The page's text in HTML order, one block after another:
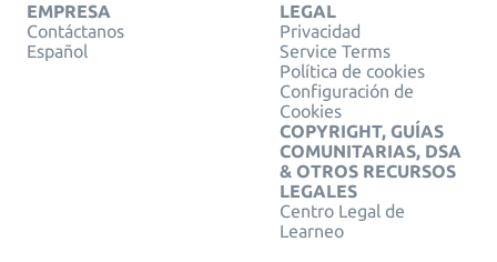
EMPRESA
Contáctanos
Español
LEGAL
Privacidad
Service Terms
Política de cookies
Configuración de
Cookies
COPYRIGHT, GUÍAS
COMUNITARIAS, DSA
& OTROS RECURSOS
LEGALES
Centro Legal de
Learneo